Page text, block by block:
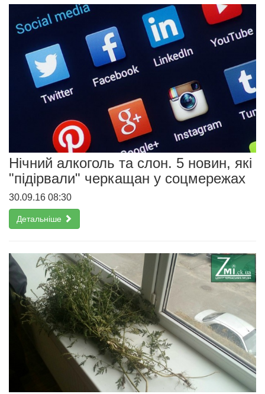
Нічний алкоголь та слон. 5 новин, які
"підірвали" черкащан у соцмережах
30.09.16 08:30
Детальніше